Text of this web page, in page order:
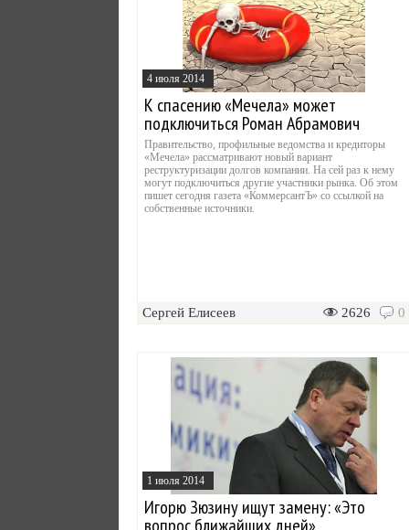
4 июля 2014
К спасению «Мечела» может
подключиться Роман Абрамович
Правительство, профильные ведомства и кредиторы
«Мечела» рассматривают новый вариант
реструктуризации долгов компании. На сей раз к нему
могут подключиться другие участники рынка. Об этом
пишет сегодня газета «КоммерсантЪ» со ссылкой на
собственные источники.
Сергей Елисеев 0
2626
1 июля 2014
Игорю Зюзину ищут замену: «Это